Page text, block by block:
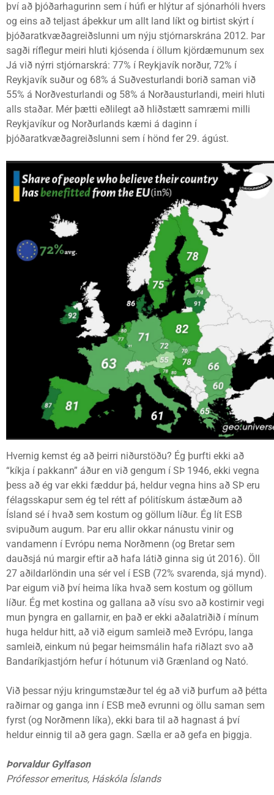
því að þjóðarhagurinn sem í húfi er hlýtur af sjónarhóli hvers
og eins að teljast áþekkur um allt land líkt og birtist skýrt í
þjóðaratkvæðagreiðslunni um nýju stjórnarskrána 2012. Þar
sagði ríflegur meiri hluti kjósenda í öllum kjördæmunum sex
Já við nýrri stjórnarskrá: 77% í Reykjavík norður, 72% í
Reykjavík suður og 68% á Suðvesturlandi borið saman við
55% á Norðvesturlandi og 58% á Norðausturlandi, meiri hluti
alls staðar. Mér þætti eðlilegt að hliðstætt samræmi milli
Reykjavíkur og Norðurlands kæmi á daginn í
þjóðaratkvæðagreiðslunni sem í hönd fer 29. ágúst.
Hvernig kemst ég að þeirri niðurstöðu? Ég þurfti ekki að
“kíkja í pakkann” áður en við gengum í SÞ 1946, ekki vegna
þess að ég var ekki fæddur þá, heldur vegna hins að SÞ eru
félagsskapur sem ég tel rétt af pólitískum ástæðum að
Ísland sé í hvað sem kostum og göllum líður. Ég lít ESB
svipuðum augum. Þar eru allir okkar nánustu vinir og
vandamenn í Evrópu nema Norðmenn (og Bretar sem
dauðsjá nú margir eftir að hafa látið ginna sig út 2016). Öll
27 aðildarlöndin una sér vel í ESB (72% svarenda, sjá mynd).
Þar eigum við því heima líka hvað sem kostum og göllum
líður. Ég met kostina og gallana að vísu svo að kostirnir vegi
mun þyngra en gallarnir, en það er ekki aðalatriðið í mínum
huga heldur hitt, að við eigum samleið með Evrópu, langa
samleið, einkum nú þegar heimsmálin hafa riðlazt svo að
Bandaríkjastjórn hefur í hótunum við Grænland og Nató.
Við þessar nýju kringumstæður tel ég að við þurfum að þétta
raðirnar og ganga inn í ESB með evrunni og öllu saman sem
fyrst (og Norðmenn líka), ekki bara til að hagnast á því
heldur einnig til að gera gagn. Sælla er að gefa en þiggja.
Þorvaldur Gylfason
Prófessor emeritus, Háskóla Íslands